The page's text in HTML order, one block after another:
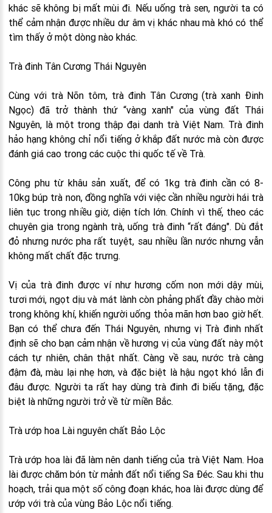
khác sẽ không bị mất mùi đi. Nếu uống trà sen, người ta có
thể cảm nhận được nhiều dư âm vị khác nhau mà khó có thể
tìm thấy ở một dòng nào khác.
Trà đinh Tân Cương Thái Nguyên
Cùng với trà Nõn tôm, trà đinh Tân Cương (trà xanh Đinh
Ngọc) đã trở thành thứ “vàng xanh" của vùng đất Thái
Nguyên, là một trong thập đại danh trà Việt Nam. Trà đinh
hảo hạng không chỉ nổi tiếng ở khắp đất nước mà còn được
đánh giá cao trong các cuộc thi quốc tế về Trà.
Công phu từ khâu sản xuất, để có 1kg trà đinh cần có 8-
10kg búp trà non, đồng nghĩa với việc cần nhiều người hái trà
liên tục trong nhiều giờ, diện tích lớn. Chính vì thế, theo các
chuyên gia trong ngành trà, uống trà đinh “rất đáng". Dù đắt
đỏ nhưng nước pha rất tuyệt, sau nhiều lần nước nhưng vẫn
không mất chất đặc trưng.
Vị của trà đinh được ví như hương cốm non mới dậy mùi,
tươi mới, ngọt dịu và mát lành còn phảng phất đầy chào mời
trong không khí, khiến người uống thỏa mãn hơn bao giờ hết.
Bạn có thể chưa đến Thái Nguyên, nhưng vị Trà đinh nhất
định sẽ cho bạn cảm nhận về hương vị của vùng đất này một
cách tự nhiên, chân thật nhất. Càng về sau, nước trà càng
đậm đà, màu lại nhẹ hơn, và đặc biệt là hậu ngọt khó lẫn đi
đâu được. Người ta rất hay dùng trà đinh đi biếu tặng, đặc
biệt là những người trở về từ miền Bắc.
Trà ướp hoa Lài nguyên chất Bảo Lộc
Trà ướp hoa lài đã làm nên danh tiếng của trà Việt Nam. Hoa
lài được chăm bón từ mảnh đất nổi tiếng Sa Đéc. Sau khi thu
hoạch, trải qua một số công đoạn khác, hoa lài được dùng để
ướp với trà của vùng Bảo Lộc nổi tiếng.